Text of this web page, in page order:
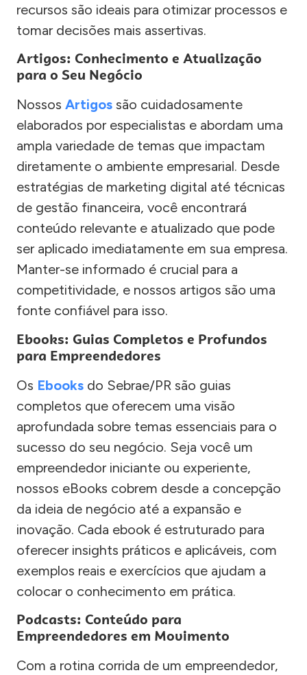
recursos são ideais para otimizar processos e
tomar decisões mais assertivas.
Artigos: Conhecimento e Atualização
para o Seu Negócio
Nossos Artigos são cuidadosamente
elaborados por especialistas e abordam uma
ampla variedade de temas que impactam
diretamente o ambiente empresarial. Desde
estratégias de marketing digital até técnicas
de gestão financeira, você encontrará
conteúdo relevante e atualizado que pode
ser aplicado imediatamente em sua empresa.
Manter-se informado é crucial para a
competitividade, e nossos artigos são uma
fonte confiável para isso.
Ebooks: Guias Completos e Profundos
para Empreendedores
Os Ebooks do Sebrae/PR são guias
completos que oferecem uma visão
aprofundada sobre temas essenciais para o
sucesso do seu negócio. Seja você um
empreendedor iniciante ou experiente,
nossos eBooks cobrem desde a concepção
da ideia de negócio até a expansão e
inovação. Cada ebook é estruturado para
oferecer insights práticos e aplicáveis, com
exemplos reais e exercícios que ajudam a
colocar o conhecimento em prática.
Podcasts: Conteúdo para
Empreendedores em Movimento
Com a rotina corrida de um empreendedor,